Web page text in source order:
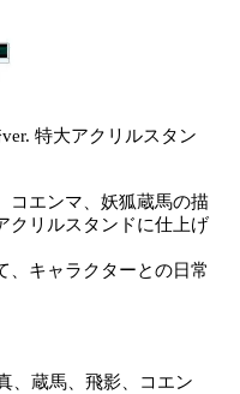
特大アクリルスタン
コエンマ、妖狐蔵馬の描
クリルスタンドに仕上げ
、キャラクターとの日常
蔵馬、飛影、コエン